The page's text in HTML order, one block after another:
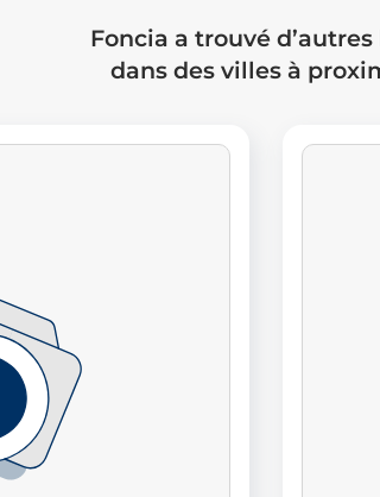
Foncia a trouvé
dans des villes à